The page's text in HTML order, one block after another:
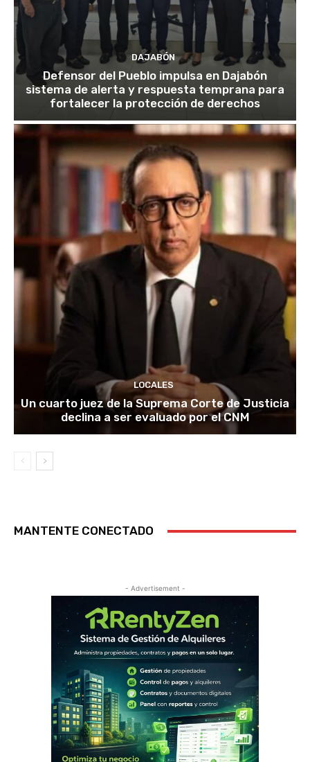
DAJABÓN
Defensor del Pueblo impulsa en Dajabón
sistema de alerta y respuesta temprana para
fortalecer la protección de derechos
LOCALES
Un cuarto juez de la Suprema Corte de Justicia
declina a ser evaluado por el CNM
MANTENTE CONECTADO
- Advertisement -